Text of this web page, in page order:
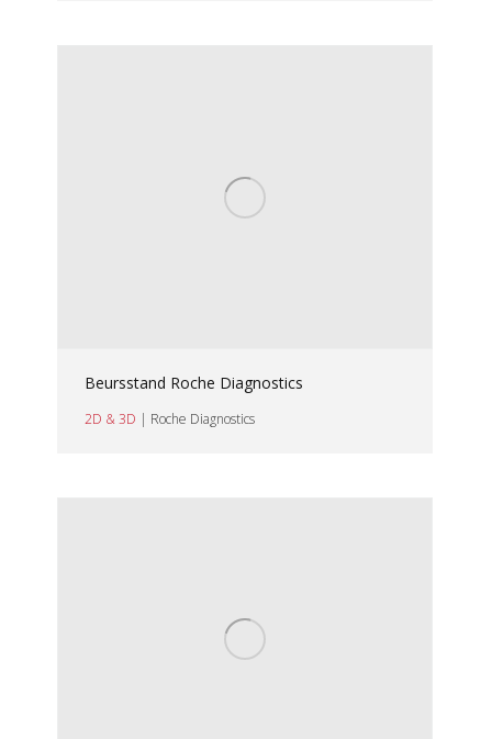
Beursstand Roche Diagnostics
2D & 3D | Roche Diagnostics